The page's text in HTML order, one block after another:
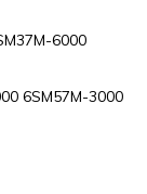
6000
6SM57M-3000